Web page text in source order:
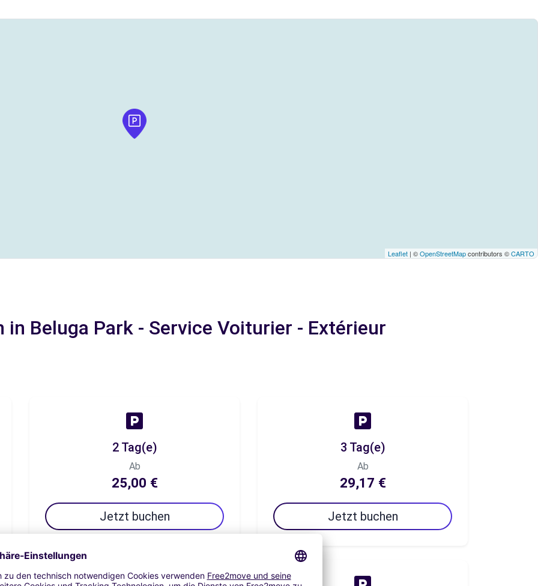
Leaflet | ©OpenStreetMapcontributors ©CARTO
in Beluga Park - Service Voiturier - Extérieur
2 Tag(e)
Ab
25,00 €
Jetzt buchen
3 Tag(e)
Ab
29,17 €
Jetzt buchen